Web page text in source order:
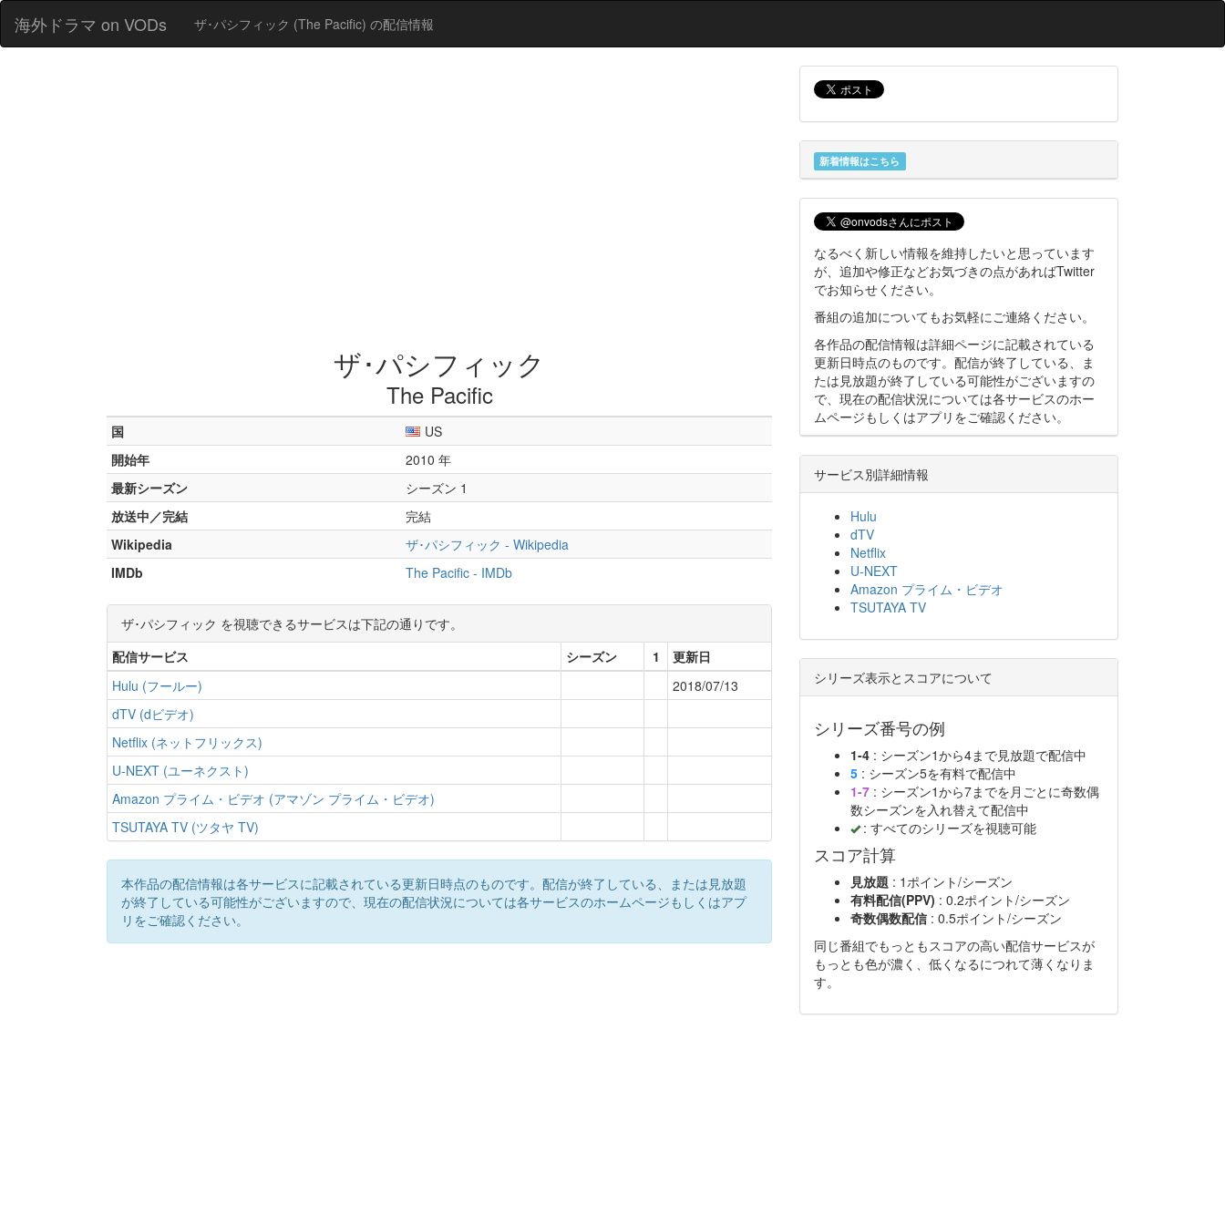
海外ドラマ on VODs ザ･パシフィック (The Pacific) の配信情報
ザ･パシフィック
The Pacific
国
US
開始年
2010 年
最新シーズン
シーズン 1
放送中／完結
完結
Wikipedia
ザ･パシフィック - Wikipedia
IMDb
The Pacific - IMDb
ザ･パシフィック を視聴できるサービスは下記の通りです。
配信サービス
シーズン 1
更新日
Hulu (フールー)
2018/07/13
dTV (dビデオ)
Netflix (ネットフリックス)
U-NEXT (ユーネクスト)
Amazon プライム・ビデオ (アマゾン プライム・ビデオ)
TSUTAYA TV (ツタヤ TV)
本作品の配信情報は各サービスに記載されている更新日時点のものです。配信が終了している、または見放題
が終了している可能性がございますので、現在の配信状況については各サービスのホームページもしくはアプ
リをご確認ください。
新着情報はこちら
なるべく新しい情報を維持したいと思っています
が、追加や修正などお気づきの点があればTwitter
でお知らせください。
番組の追加についてもお気軽にご連絡ください。
各作品の配信情報は詳細ページに記載されている
更新日時点のものです。配信が終了している、ま
たは見放題が終了している可能性がございますの
で、現在の配信状況については各サービスのホー
ムページもしくはアプリをご確認ください。
サービス別詳細情報
Hulu
dTV
Netflix
U-NEXT
Amazon プライム・ビデオ
TSUTAYA TV
シリーズ表示とスコアについて
シリーズ番号の例
1-4 : シーズン1から4まで見放題で配信中
5 : シーズン5を有料で配信中
1-7 : シーズン1から7までを月ごとに奇数偶
数シーズンを入れ替えて配信中
: すべてのシリーズを視聴可能
スコア計算
見放題 : 1ポイント/シーズン
有料配信(PPV) : 0.2ポイント/シーズン
奇数偶数配信 : 0.5ポイント/シーズン
同じ番組でもっともスコアの高い配信サービスが
もっとも色が濃く、低くなるにつれて薄くなりま
す。